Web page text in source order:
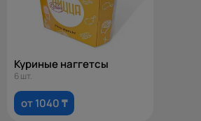
Куриные наггетсы
6 шт.
от 1040 ₸